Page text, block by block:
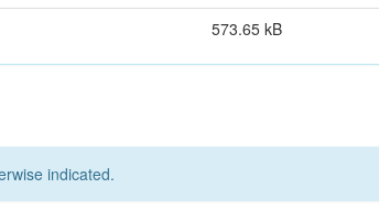
573.65 kB
indicated.